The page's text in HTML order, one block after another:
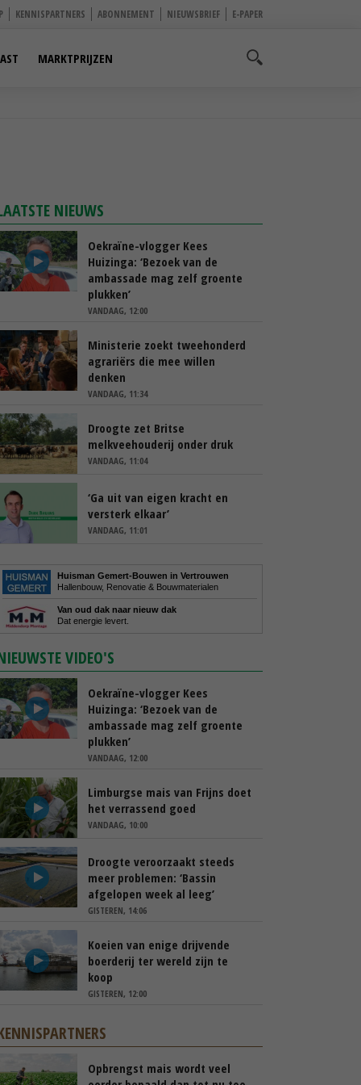
KENNISPARTNERS ABONNEMENT NIEUWSBRIEF E-PAPER
MARKTPRIJZEN
NIEUWS
Oekraïne-vlogger Kees
Huizinga: ‘Bezoek van de
ambassade mag zelf groente
plukken’
VANDAAG, 12:00
Ministerie zoekt tweehonderd
agrariërs die mee willen
denken
VANDAAG, 11:34
Droogte zet Britse
melkveehouderij onder druk
VANDAAG, 11:04
‘Ga uit van eigen kracht en
versterk elkaar’
VANDAAG, 11:01
Huisman Gemert-Bouwen in Vertrouwen
Hallenbouw, Renovatie & Bouwmaterialen
Van oud dak naar nieuw dak
Dat energie levert.
VIDEO'S
Oekraïne-vlogger Kees
Huizinga: ‘Bezoek van de
ambassade mag zelf groente
plukken’
VANDAAG, 12:00
Limburgse mais van Frijns doet
het verrassend goed
VANDAAG, 10:00
Droogte veroorzaakt steeds
meer problemen: ‘Bassin
afgelopen week al leeg’
GISTEREN, 14:06
Koeien van enige drijvende
boerderij ter wereld zijn te
koop
GISTEREN, 12:00
Opbrengst mais wordt veel